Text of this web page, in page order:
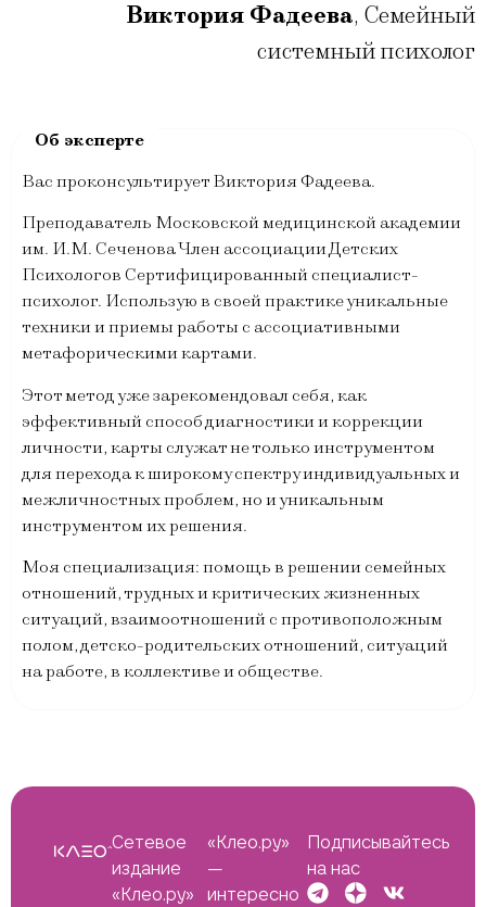
Виктория Фадеева, Семейный
системный психолог
Вас проконсультирует Виктория Фадеева.
Преподаватель Московской медицинской академии
им. И.М. Сеченова Член ассоциации Детских
Психологов Сертифицированный специалист-
психолог. Использую в своей практике уникальные
техники и приемы работы с ассоциативными
метафорическими картами.
Этот метод уже зарекомендовал себя, как
эффективный способ диагностики и коррекции
личности, карты служат не только инструментом
для перехода к широкому спектру индивидуальных и
межличностных проблем, но и уникальным
инструментом их решения.
Моя специализация: помощь в решении семейных
отношений, трудных и критических жизненных
ситуаций, взаимоотношений с противоположным
полом, детско-родительских отношений, ситуаций
на работе, в коллективе и обществе.
Сетевое
издание
«Клео.ру»
«Клео.ру»
—
интересно
Подписывайтесь
на нас